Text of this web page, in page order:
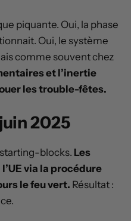
piquante. Oui, la phase
Oui, le système
comme souvent chez
et l’inertie
les trouble-fêtes.
2025
starting-blocks. Les
via la procédure
le feu vert. Résultat :